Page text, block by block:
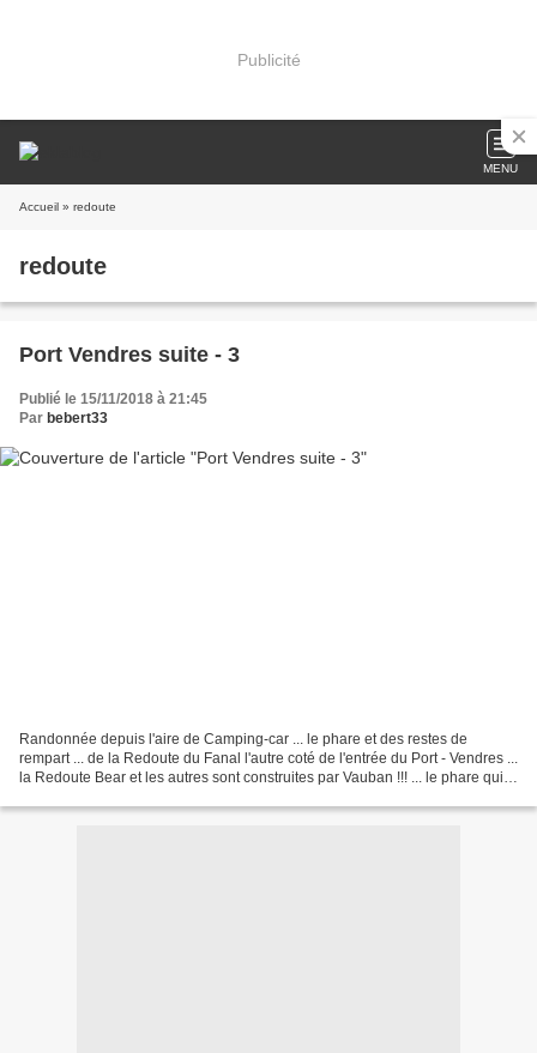
Publicité
MENU
Accueil » redoute
redoute
Port Vendres suite - 3
Publié le 15/11/2018 à 21:45
Par bebert33
Randonnée depuis l'aire de Camping-car ... le phare et des restes de
rempart ... de la Redoute du Fanal l'autre coté de l'entrée du Port - Vendres ...
la Redoute Bear et les autres sont construites par Vauban !!! ... le phare qui